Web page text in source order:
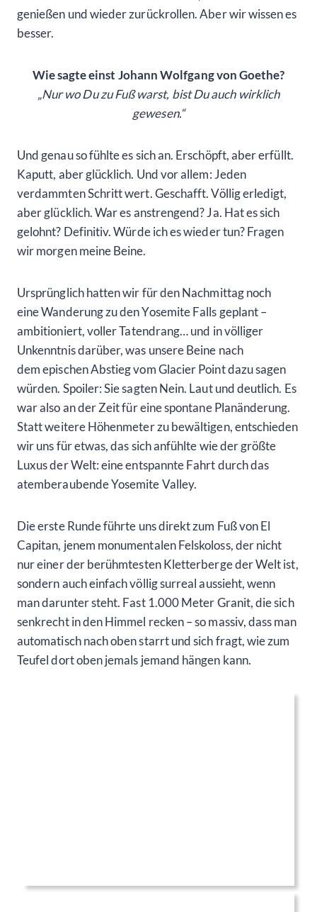
genießen und wieder zurückrollen. Aber wir wissen es
besser.
Wie sagte einst Johann Wolfgang von Goethe?
„Nur wo Du zu Fuß warst, bist Du auch wirklich
gewesen.“
Und genau so fühlte es sich an. Erschöpft, aber erfüllt.
Kaputt, aber glücklich. Und vor allem: Jeden
verdammten Schritt wert. Geschafft. Völlig erledigt,
aber glücklich. War es anstrengend? Ja. Hat es sich
gelohnt? Definitiv. Würde ich es wieder tun? Fragen
wir morgen meine Beine.
Ursprünglich hatten wir für den Nachmittag noch
eine Wanderung zu den Yosemite Falls geplant –
ambitioniert, voller Tatendrang… und in völliger
Unkenntnis darüber, was unsere Beine nach
dem epischen Abstieg vom Glacier Point dazu sagen
würden. Spoiler: Sie sagten Nein. Laut und deutlich. Es
war also an der Zeit für eine spontane Planänderung.
Statt weitere Höhenmeter zu bewältigen, entschieden
wir uns für etwas, das sich anfühlte wie der größte
Luxus der Welt: eine entspannte Fahrt durch das
atemberaubende Yosemite Valley.
Die erste Runde führte uns direkt zum Fuß von El
Capitan, jenem monumentalen Felskoloss, der nicht
nur einer der berühmtesten Kletterberge der Welt ist,
sondern auch einfach völlig surreal aussieht, wenn
man darunter steht. Fast 1.000 Meter Granit, die sich
senkrecht in den Himmel recken – so massiv, dass man
automatisch nach oben starrt und sich fragt, wie zum
Teufel dort oben jemals jemand hängen kann.